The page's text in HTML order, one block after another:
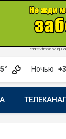
erid:2Vfnxx6bvUq
Ночью